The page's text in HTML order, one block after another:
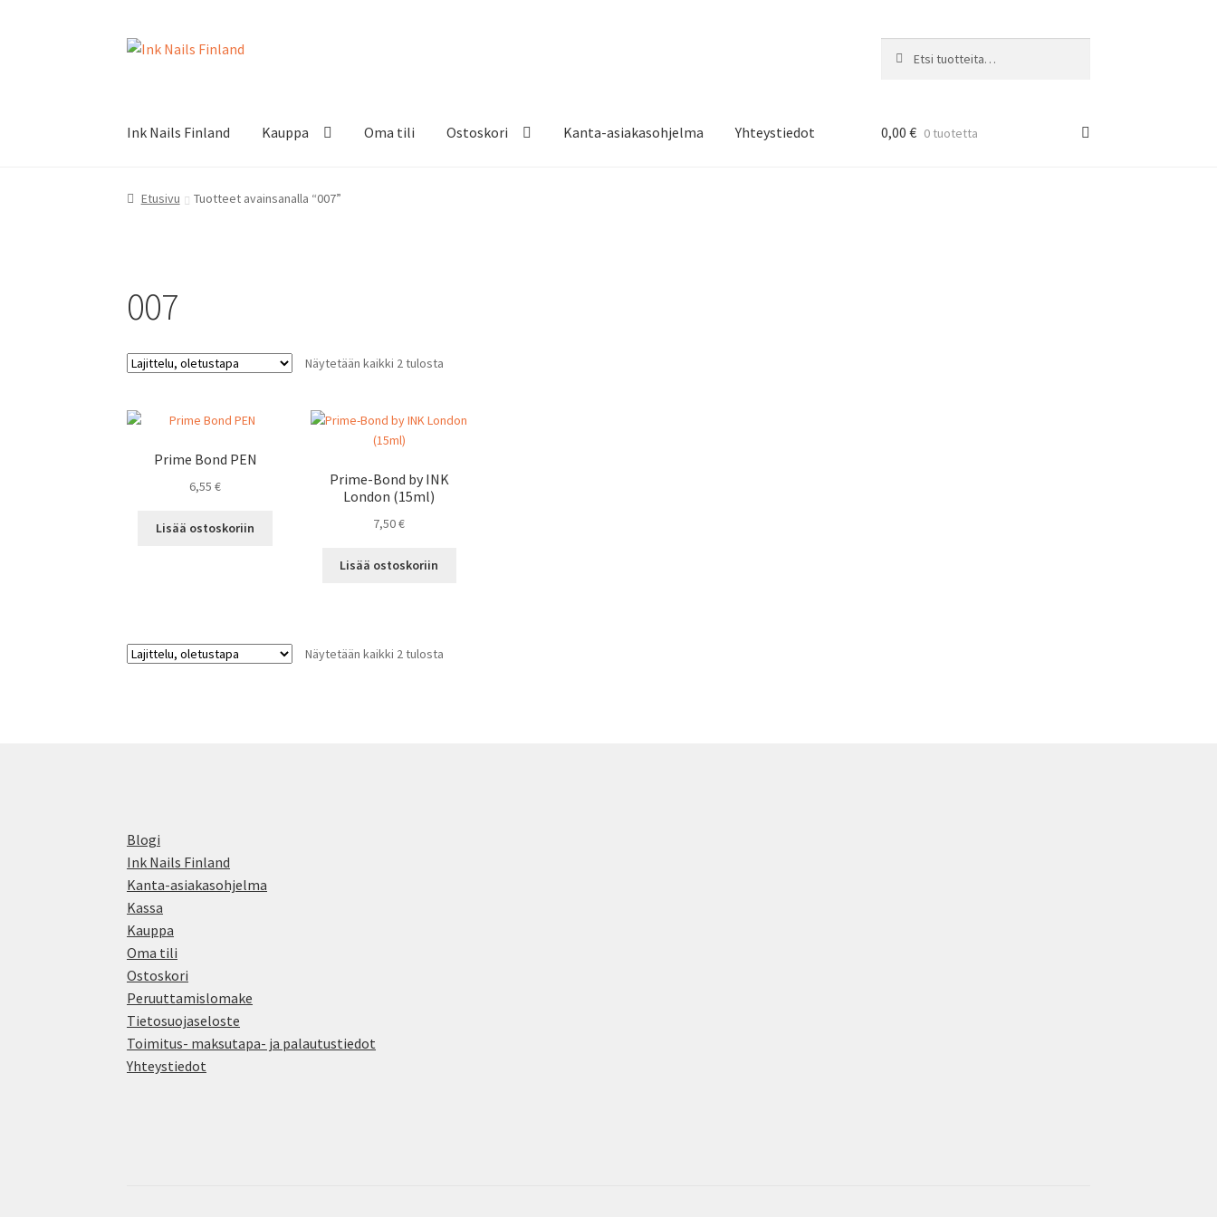
Siirry
Siirry
Ink Nails Finland Kauppa Oma tili Ostoskori Kanta-asiakasohjelma Yhteystiedot 0,00 € 0 tuotetta
Etusivu Tuotteet avainsanalla “007”
007
Näytetään kaikki 2 tulosta
Prime Bond PEN
6,55€
Lisää ostoskoriin
Prime-Bond by INK
London (15ml)
7,50€
Lisää ostoskoriin
Näytetään kaikki 2 tulosta
Blogi
Ink Nails Finland
Kanta-asiakasohjelma
Kassa
Kauppa
Oma tili
Ostoskori
Peruuttamislomake
Tietosuojaseloste
Toimitus- maksutapa- ja palautustiedot
Yhteystiedot